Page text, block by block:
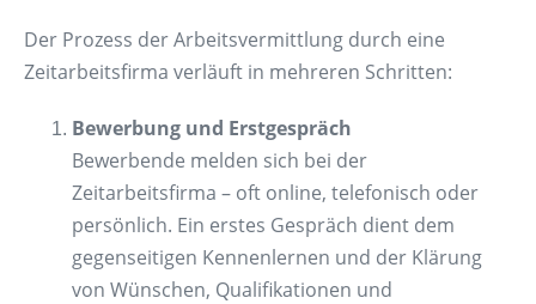
Der Prozess der Arbeitsvermittlung durch eine
Zeitarbeitsfirma verläuft in mehreren Schritten:
Bewerbung und Erstgespräch
Bewerbende melden sich bei der
Zeitarbeitsfirma – oft online, telefonisch oder
persönlich. Ein erstes Gespräch dient dem
gegenseitigen Kennenlernen und der Klärung
von Wünschen, Qualifikationen und